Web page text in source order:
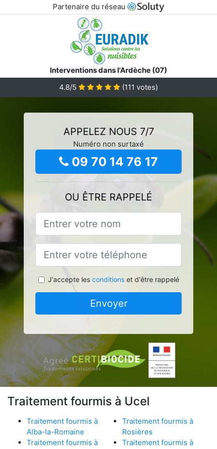
Partenaire du réseau
Interventions dans l'Ardèche (07)
4.8/5
(111 votes)
APPELEZ NOUS 7/7
Numéro non surtaxé
09 70 14 76 17
OU ÊTRE RAPPELÉ
J'accepte les conditionset d'être rappelé
Envoyer
Traitement fourmis à Ucel
Traitement fourmis à
Alba-la-Romaine
Traitement fourmis à
Traitement fourmis à
Rosières
Traitement fourmis à